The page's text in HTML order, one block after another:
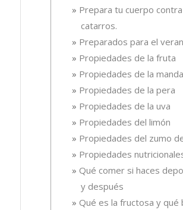
Prepara tu cuerpo
catarros.
Preparados para el
Propiedades de la fruta
Propiedades de la
Propiedades de la pera
Propiedades de la uva
Propiedades del limón
Propiedades del zumo
Propiedades
Qué comer si haces
y después
Qué es la fructosa y qué